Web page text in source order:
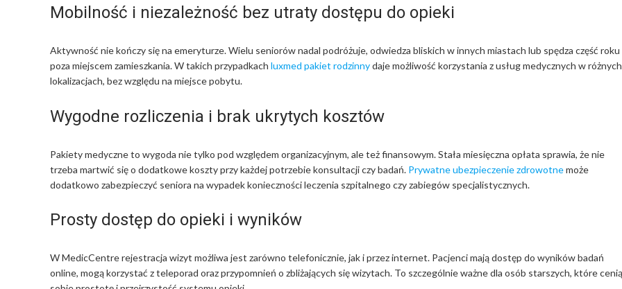
Mobilność i niezależność bez utraty dostępu do opieki
Aktywność nie kończy się na emeryturze. Wielu seniorów nadal podróżuje, odwiedza bliskich w innych miastach lub spędza część roku
poza miejscem zamieszkania. W takich przypadkach luxmed pakiet rodzinnydaje możliwość korzystania z usług medycznych w różnych
lokalizacjach, bez względu na miejsce pobytu.
Wygodne rozliczenia i brak ukrytych kosztów
Pakiety medyczne to wygoda nie tylko pod względem organizacyjnym, ale też finansowym. Stała miesięczna opłata sprawia, że nie
trzeba martwić się o dodatkowe koszty przy każdej potrzebie konsultacji czy badań. Prywatne ubezpieczenie zdrowotnemoże
dodatkowo zabezpieczyć seniora na wypadek konieczności leczenia szpitalnego czy zabiegów specjalistycznych.
Prosty dostęp do opieki i wyników
W MedicCentre rejestracja wizyt możliwa jest zarówno telefonicznie, jak i przez internet. Pacjenci mają dostęp do wyników badań
online, mogą korzystać z teleporad oraz przypomnień o zbliżających się wizytach. To szczególnie ważne dla osób starszych, które cenią